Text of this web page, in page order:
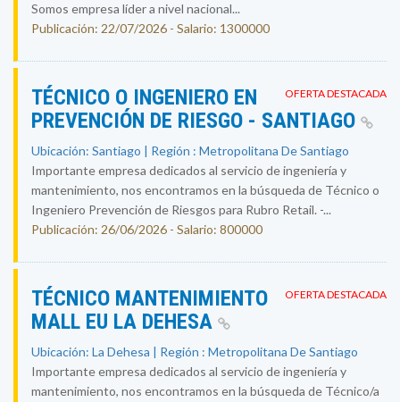
Somos empresa líder a nivel nacional...
Publicación: 22/07/2026 - Salario: 1300000
OFERTA DESTACADA
TÉCNICO O INGENIERO EN
PREVENCIÓN DE RIESGO - SANTIAGO
Ubicación: Santiago | Región : Metropolitana De Santiago
Importante empresa dedicados al servicio de ingeniería y
mantenimiento, nos encontramos en la búsqueda de Técnico o
Ingeniero Prevención de Riesgos para Rubro Retail. -...
Publicación: 26/06/2026 - Salario: 800000
OFERTA DESTACADA
TÉCNICO MANTENIMIENTO
MALL EU LA DEHESA
Ubicación: La Dehesa | Región : Metropolitana De Santiago
Importante empresa dedicados al servicio de ingeniería y
mantenimiento, nos encontramos en la búsqueda de Técnico/a